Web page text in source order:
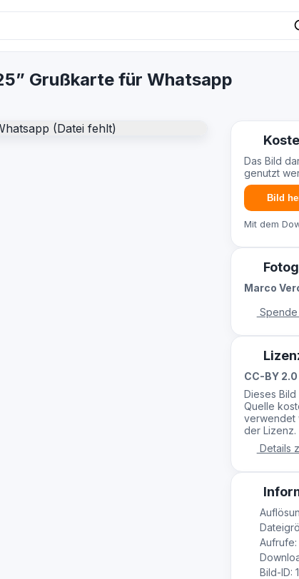
Grußkarte für Whatsapp
Das Bild
genutzt
Bild
Mit dem
Marco
CC-BY 2.0
Dieses
Quelle
verwendet
der Lizenz.
Details
Aufrufe:
Bild-ID: